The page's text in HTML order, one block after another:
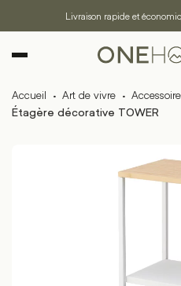
Livraison rapide et
Accueil · Art de vivre ·
Étagère décorative TOWER